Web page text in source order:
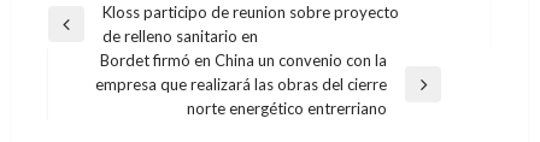
Navegación
entradas
Entrada
anterior
Kloss participo de reunion sobre proyecto
de relleno sanitario en
Entrada
Bordet firmó en China un convenio con la
empresa que realizará las obras del cierre
norte energético entrerriano